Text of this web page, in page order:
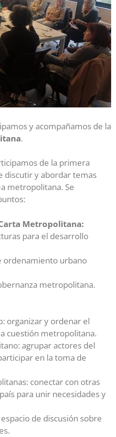
y acompañamos de la
.
de la primera
discutir y abordar temas
metropolitana. Se
Metropolitana:
para el desarrollo
ordenamiento urbano
metropolitana.
organizar y ordenar el
cuestión metropolitana.
agrupar actores del
en la toma de
conectar con otras
para unir necesidades y
de discusión sobre